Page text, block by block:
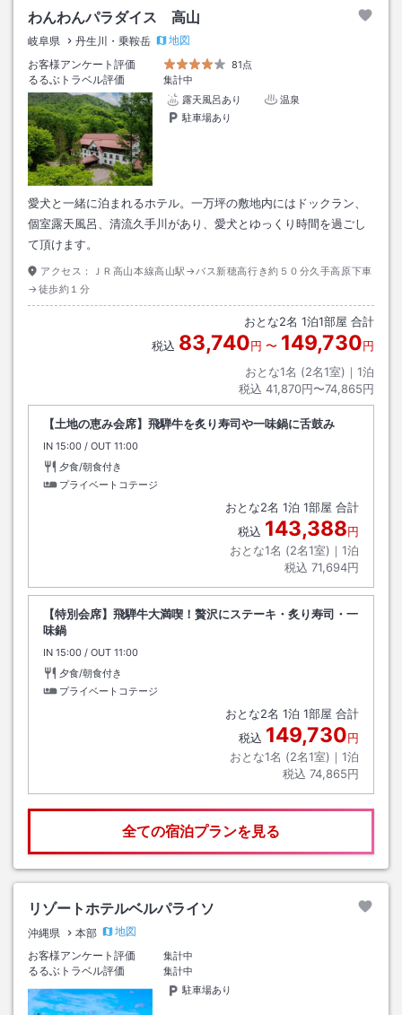
わんわんパラダイス 高山
岐阜県 丹生川・乗鞍岳
地図
お客様アンケート評価
81点
るるぶトラベル評価
集計中
露天風呂あり
温泉
駐車場あり
愛犬と一緒に泊まれるホテル。一万坪の敷地内にはドックラン、
個室露天風呂、清流久手川があり、愛犬とゆっくり時間を過ごし
て頂けます。
アクセス：
ＪＲ高山本線高山駅→バス新穂高行き約５０分久手高原下車
→徒歩約１分
おとな2名 1泊1部屋 合計
税込 83,740円 〜 149,730円
おとな1名 (2名1室)｜ 1泊
税込 41,870円〜74,865円
【土地の恵み会席】飛騨牛を炙り寿司や一味鍋に舌鼓み
IN チェックイン
15:00 / OUT チェックアウト
11:00
夕食/朝食付き
プライベートコテージ
おとな2名 1泊 1部屋 合計
税込 143,388円
おとな1名 (2名1室)｜ 1泊
税込 71,694円
【特別会席】飛騨牛大満喫！贅沢にステーキ・炙り寿司・一
味鍋
IN チェックイン
15:00 / OUT チェックアウト
11:00
夕食/朝食付き
プライベートコテージ
おとな2名 1泊 1部屋 合計
税込 149,730円
おとな1名 (2名1室)｜ 1泊
税込 74,865円
全ての宿泊プランを見る
リゾートホテルベルパライソ
沖縄県 本部
地図
お客様アンケート評価
集計中
るるぶトラベル評価
集計中
駐車場あり